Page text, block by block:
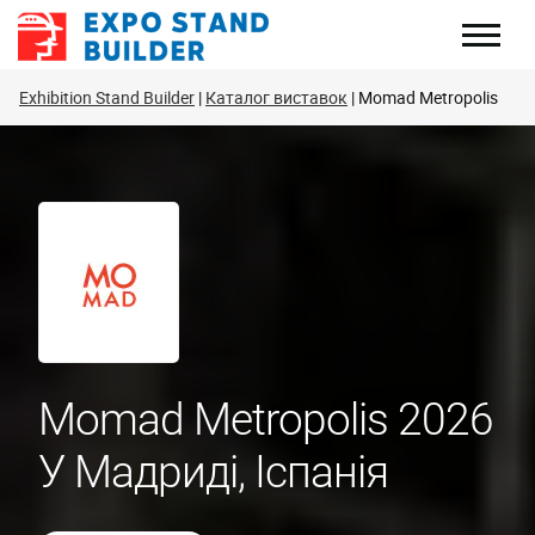
Перейти
Exhibition Stand Builder Каталог виставок Momad Metropolis
Momad Metropolis 2026
У Мадриді, Іспанія